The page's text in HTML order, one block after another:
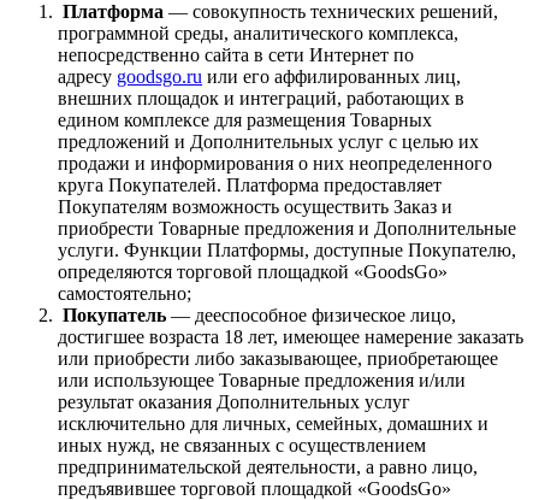
Платформа — совокупность технических решений,
программной среды, аналитического комплекса,
непосредственно сайта в сети Интернет по
адресу goodsgo.ru или его аффилированных лиц,
внешних площадок и интеграций, работающих в
едином комплексе для размещения Товарных
предложений и Дополнительных услуг с целью их
продажи и информирования о них неопределенного
круга Покупателей. Платформа предоставляет
Покупателям возможность осуществить Заказ и
приобрести Товарные предложения и Дополнительные
услуги. Функции Платформы, доступные Покупателю,
определяются торговой площадкой «GoodsGo»
самостоятельно;
Покупатель — дееспособное физическое лицо,
достигшее возраста 18 лет, имеющее намерение заказать
или приобрести либо заказывающее, приобретающее
или использующее Товарные предложения и/или
результат оказания Дополнительных услуг
исключительно для личных, семейных, домашних и
иных нужд, не связанных с осуществлением
предпринимательской деятельности, а равно лицо,
предъявившее торговой площадкой «GoodsGo»